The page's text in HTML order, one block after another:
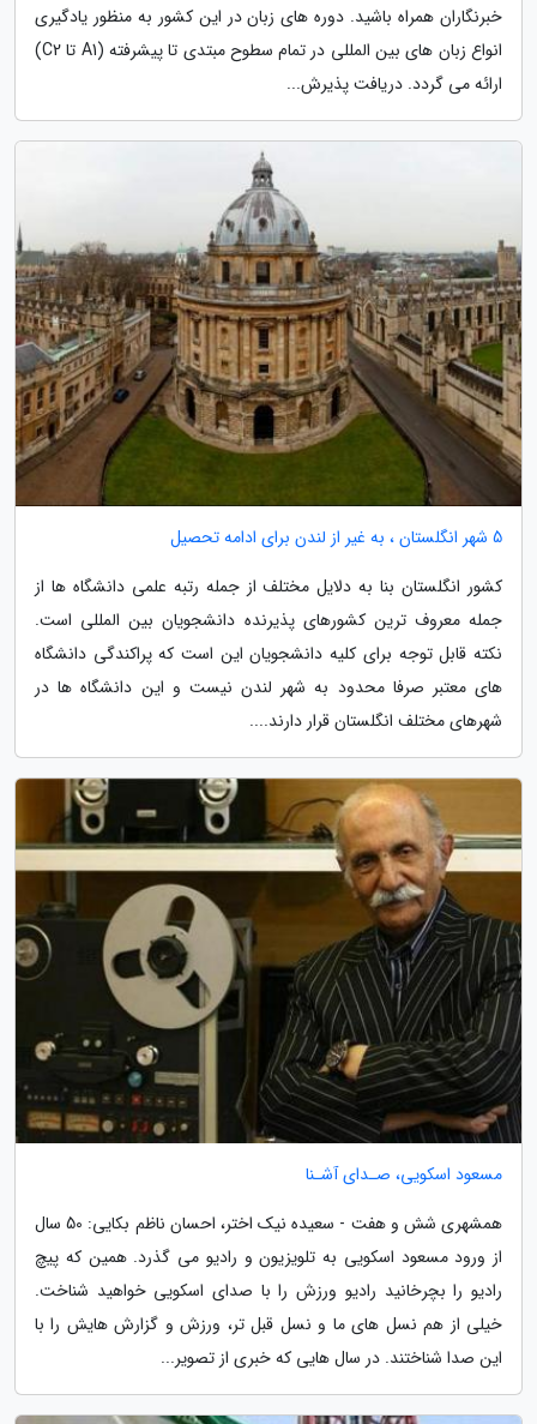
خبرنگاران همراه باشید. دوره های زبان در این کشور به منظور یادگیری
انواع زبان های بین المللی در تمام سطوح مبتدی تا پیشرفته (A1 تا C2)
ارائه می گردد. دریافت پذیرش...
5 شهر انگلستان ، به غیر از لندن برای ادامه تحصیل
کشور انگلستان بنا به دلایل مختلف از جمله رتبه علمی دانشگاه ها از
جمله معروف ترین کشورهای پذیرنده دانشجویان بین المللی است.
نکته قابل توجه برای کلیه دانشجویان این است که پراکندگی دانشگاه
های معتبر صرفا محدود به شهر لندن نیست و این دانشگاه ها در
شهرهای مختلف انگلستان قرار دارند....
مسعود اسکویی، صـدای آشـنا
همشهری شش و هفت - سعیده نیک اختر، احسان ناظم بکایی: 50 سال
از ورود مسعود اسکویی به تلویزیون و رادیو می گذرد. همین که پیچ
رادیو را بچرخانید رادیو ورزش را با صدای اسکویی خواهید شناخت.
خیلی از هم نسل های ما و نسل قبل تر، ورزش و گزارش هایش را با
این صدا شناختند. در سال هایی که خبری از تصویر...